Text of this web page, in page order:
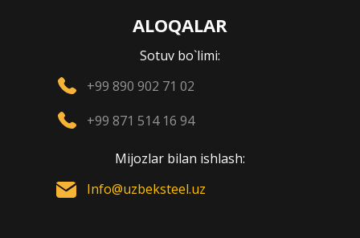
ALOQALAR
Sotuv bo`limi:
+99 890 902 71 02
+99 871 514 16 94
Mijozlar bilan ishlash:
Info@uzbeksteel.uz